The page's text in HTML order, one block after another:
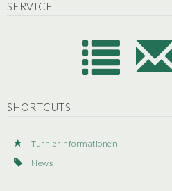
SERVICE
SHORTCUTS
Turnierinformationen
News